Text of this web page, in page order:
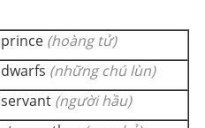
prince (hoàng tử)
dwarfs (những chú lùn)
servant (người hầu)